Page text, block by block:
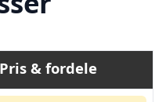
Pris & fordele